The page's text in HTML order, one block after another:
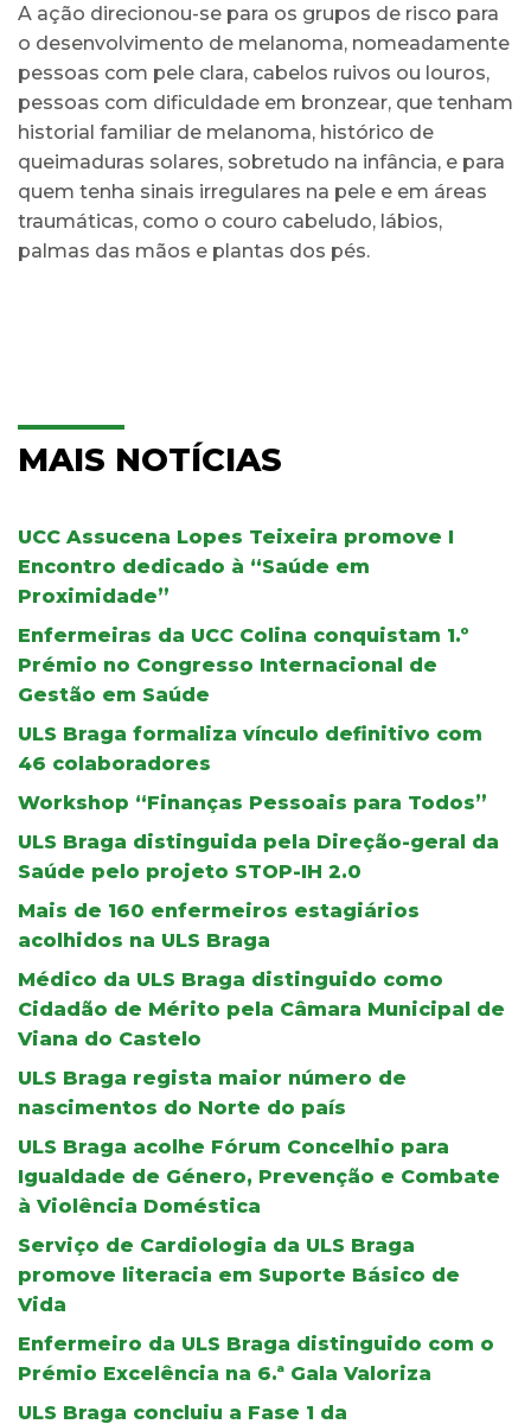
A ação direcionou-se para os grupos de risco para
o desenvolvimento de melanoma, nomeadamente
pessoas com pele clara, cabelos ruivos ou louros,
pessoas com dificuldade em bronzear, que tenham
historial familiar de melanoma, histórico de
queimaduras solares, sobretudo na infância, e para
quem tenha sinais irregulares na pele e em áreas
traumáticas, como o couro cabeludo, lábios,
palmas das mãos e plantas dos pés.
MAIS NOTÍCIAS
UCC Assucena Lopes Teixeira promove I
Encontro dedicado à “Saúde em
Proximidade”
Enfermeiras da UCC Colina conquistam 1.º
Prémio no Congresso Internacional de
Gestão em Saúde
ULS Braga formaliza vínculo definitivo com
46 colaboradores
Workshop “Finanças Pessoais para Todos”
ULS Braga distinguida pela Direção-geral da
Saúde pelo projeto STOP-IH 2.0
Mais de 160 enfermeiros estagiários
acolhidos na ULS Braga
Médico da ULS Braga distinguido como
Cidadão de Mérito pela Câmara Municipal de
Viana do Castelo
ULS Braga regista maior número de
nascimentos do Norte do país
ULS Braga acolhe Fórum Concelhio para
Igualdade de Género, Prevenção e Combate
à Violência Doméstica
Serviço de Cardiologia da ULS Braga
promove literacia em Suporte Básico de
Vida
Enfermeiro da ULS Braga distinguido com o
Prémio Excelência na 6.ª Gala Valoriza
ULS Braga concluiu a Fase 1 da